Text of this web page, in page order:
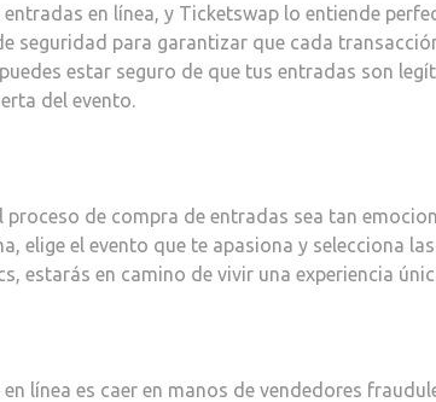
en línea, y Ticketswap lo entiende
seguridad para garantizar que cada
estar seguro de que tus entradas son
del evento.
de compra de entradas sea tan
elige el evento que te apasiona y selecciona
estarás en camino de vivir una experiencia
línea es caer en manos de vendedores